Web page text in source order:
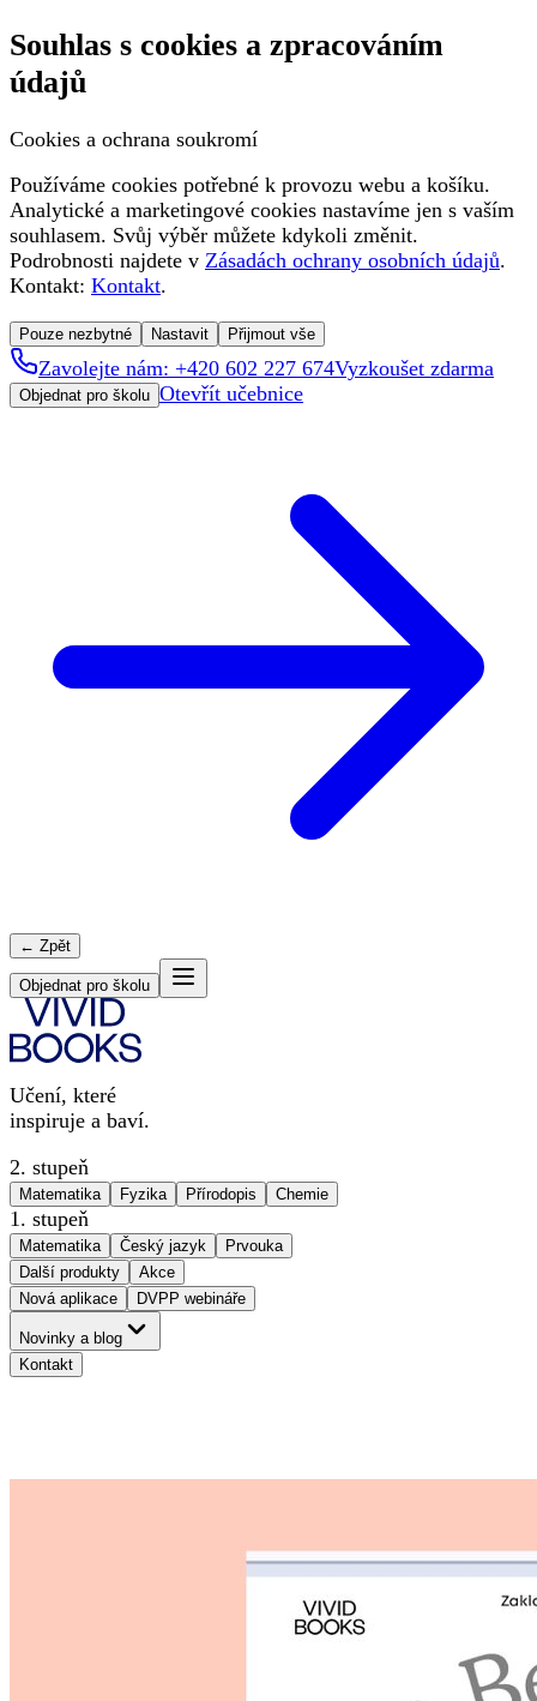
Souhlas s cookies a zpracováním
údajů
Cookies a ochrana soukromí
Používáme cookies potřebné k provozu webu a košíku.
Analytické a marketingové cookies nastavíme jen s vaším
souhlasem. Svůj výběr můžete kdykoli změnit.
Podrobnosti najdete v Zásadách ochrany osobních údajů.
Kontakt: Kontakt.
Pouze nezbytné Nastavit Přijmout vše
Zavolejte nám: +420 602 227 674Vyzkoušet zdarma
Objednat pro školu Otevřít učebnice
← Zpět
Objednat pro školu
Učení, které
inspiruje a baví.
2. stupeň
Matematika Fyzika Přírodopis Chemie
1. stupeň
Matematika Český jazyk
Prvouka
Další produkty
Akce
Nová aplikace
DVPP webináře
Novinky a blog
Kontakt